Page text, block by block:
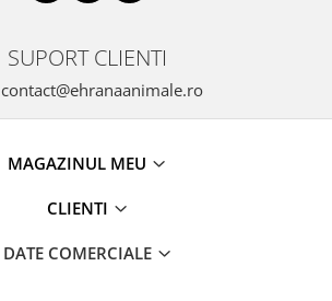
SUPORT CLIENTI
contact@ehranaanimale.ro
MAGAZINUL MEU
CLIENTI
DATE COMERCIALE